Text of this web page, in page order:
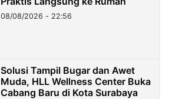
08/08/2026 - 22:56
Solusi Tampil Bugar dan Awet
Muda, HLL Wellness Center Buka
Cabang Baru di Kota Surabaya